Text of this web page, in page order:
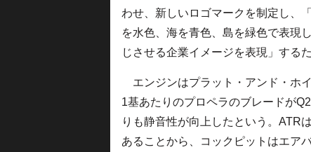
わせ、新しいロゴマークを制定し、
を水色、海を青色、島を緑色で表現
じさせる企業イメージを表現」する
エンジンはプラット・アンド・ホ
1基あたりのプロペラのブレードが
りも静音性が向上したという。ATR
あることから、コックピットはエア